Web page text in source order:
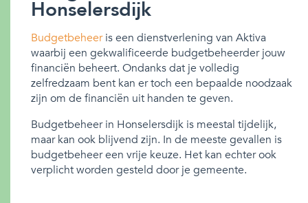
Honselersdijk
Budgetbeheeris een dienstverlening van Aktiva
waarbij een gekwalificeerde budgetbeheerder jouw
financiën beheert. Ondanks dat je volledig
zelfredzaam bent kan er toch een bepaalde noodzaak
zijn om de financiën uit handen te geven.
Budgetbeheer in Honselersdijk is meestal tijdelijk,
maar kan ook blijvend zijn. In de meeste gevallen is
budgetbeheer een vrije keuze. Het kan echter ook
verplicht worden gesteld door je gemeente.